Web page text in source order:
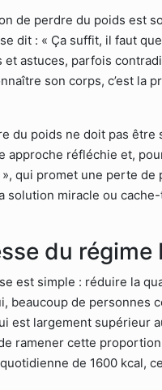
de perdre du poids est
se dit : « Ça suffit, il faut
et astuces, parfois
son corps, c’est la
du poids ne doit pas
approche réfléchie et,
», qui promet une perte
solution miracle ou
du régime
est simple : réduire la
beaucoup de personnes
est largement supérieur
ramener cette
de 1600 kcal,